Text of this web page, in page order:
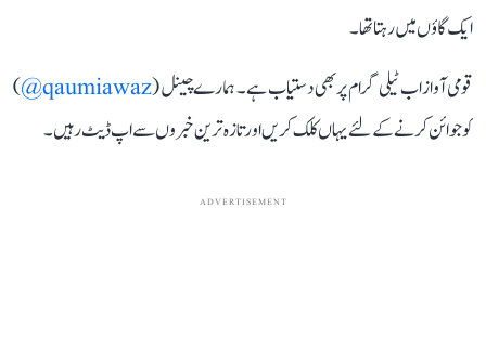
ایک گاؤں میں رہتا تھا۔
قومی آواز اب ٹیلی گرام پر بھی دستیاب ہے۔ ہمارے چینل (qaumiawaz@
)
کو جوائن کرنے کے لئے یہاں کلک کریں اور تازہ ترین خبروں سے اپ ڈیٹ رہیں۔
ADVERTISEMENT